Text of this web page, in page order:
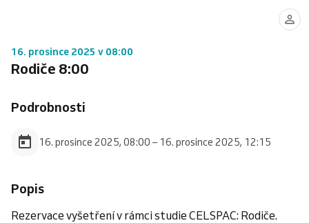
16. prosince 2025 v 08:00
Rodiče 8:00
Podrobnosti
16. prosince 2025, 08:00 – 16. prosince 2025, 12:15
Popis
Rezervace vyšetření v rámci studie CELSPAC: Rodiče.